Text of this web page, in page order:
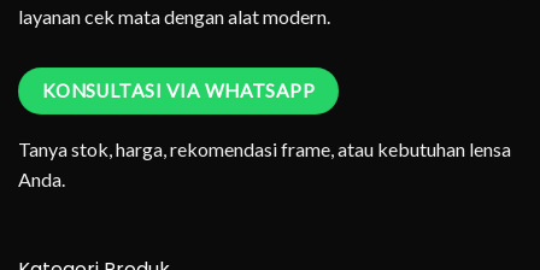
layanan cek mata dengan alat modern.
KONSULTASI VIA WHATSAPP
Tanya stok, harga, rekomendasi frame, atau kebutuhan lensa
Anda.